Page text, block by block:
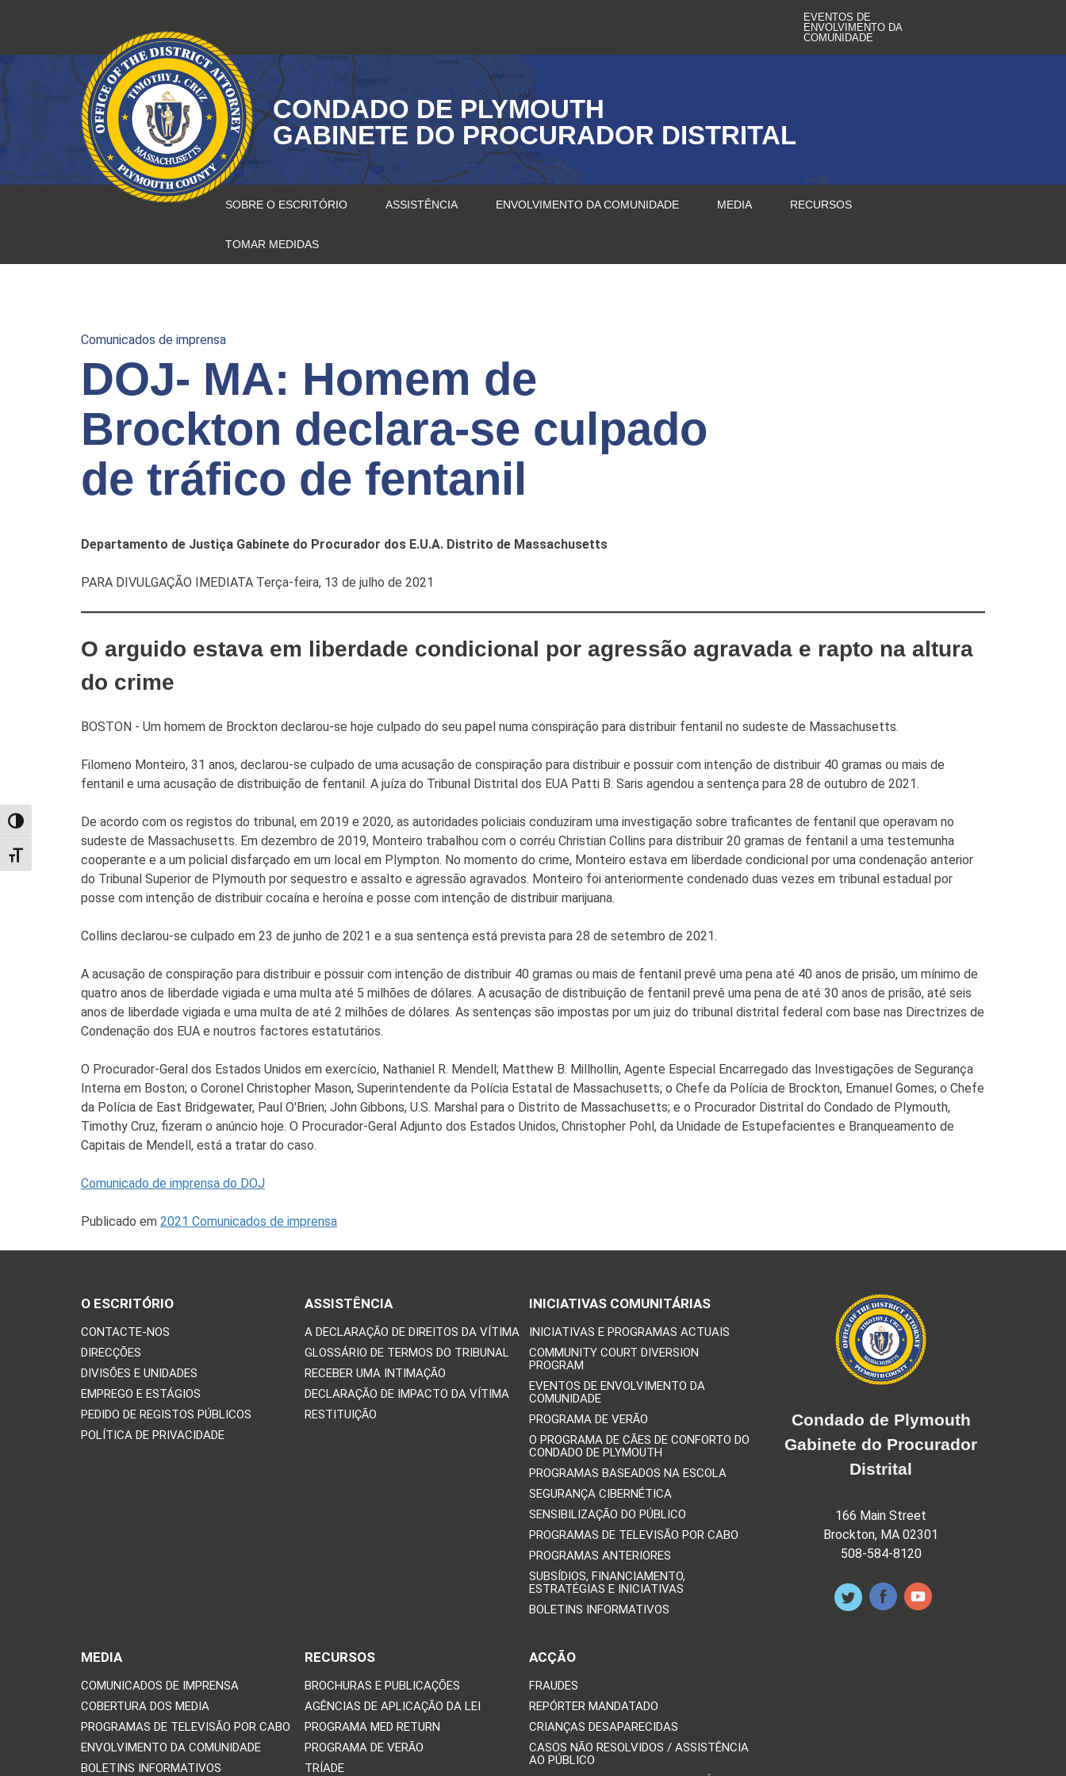
TOGGLE HIGH CONTRAST
TOGGLE FONT SIZE
conteúdo
EVENTOS DE
ENVOLVIMENTO DA
COMUNIDADE
CONDADO DE PLYMOUTH
GABINETE DO PROCURADOR DISTRITAL
SOBRE O ESCRITÓRIO ASSISTÊNCIA ENVOLVIMENTO DA COMUNIDADE MEDIA RECURSOS
TOMAR MEDIDAS
Comunicados de imprensa
DOJ- MA: Homem de
Brockton declara-se culpado
de tráfico de fentanil
Departamento de Justiça Gabinete do Procurador dos E.U.A. Distrito de Massachusetts
PARA DIVULGAÇÃO IMEDIATA Terça-feira, 13 de julho de 2021
O arguido estava em liberdade condicional por agressão agravada e rapto na altura
do crime
BOSTON - Um homem de Brockton declarou-se hoje culpado do seu papel numa conspiração para distribuir fentanil no sudeste de Massachusetts.
Filomeno Monteiro, 31 anos, declarou-se culpado de uma acusação de conspiração para distribuir e possuir com intenção de distribuir 40 gramas ou mais de
fentanil e uma acusação de distribuição de fentanil. A juíza do Tribunal Distrital dos EUA Patti B. Saris agendou a sentença para 28 de outubro de 2021.
De acordo com os registos do tribunal, em 2019 e 2020, as autoridades policiais conduziram uma investigação sobre traficantes de fentanil que operavam no
sudeste de Massachusetts. Em dezembro de 2019, Monteiro trabalhou com o corréu Christian Collins para distribuir 20 gramas de fentanil a uma testemunha
cooperante e a um policial disfarçado em um local em Plympton. No momento do crime, Monteiro estava em liberdade condicional por uma condenação anterior
do Tribunal Superior de Plymouth por sequestro e assalto e agressão agravados. Monteiro foi anteriormente condenado duas vezes em tribunal estadual por
posse com intenção de distribuir cocaína e heroína e posse com intenção de distribuir marijuana.
Collins declarou-se culpado em 23 de junho de 2021 e a sua sentença está prevista para 28 de setembro de 2021.
A acusação de conspiração para distribuir e possuir com intenção de distribuir 40 gramas ou mais de fentanil prevê uma pena até 40 anos de prisão, um mínimo de
quatro anos de liberdade vigiada e uma multa até 5 milhões de dólares. A acusação de distribuição de fentanil prevê uma pena de até 30 anos de prisão, até seis
anos de liberdade vigiada e uma multa de até 2 milhões de dólares. As sentenças são impostas por um juiz do tribunal distrital federal com base nas Directrizes de
Condenação dos EUA e noutros factores estatutários.
O Procurador-Geral dos Estados Unidos em exercício, Nathaniel R. Mendell; Matthew B. Millhollin, Agente Especial Encarregado das Investigações de Segurança
Interna em Boston; o Coronel Christopher Mason, Superintendente da Polícia Estatal de Massachusetts; o Chefe da Polícia de Brockton, Emanuel Gomes; o Chefe
da Polícia de East Bridgewater, Paul O'Brien; John Gibbons, U.S. Marshal para o Distrito de Massachusetts; e o Procurador Distrital do Condado de Plymouth,
Timothy Cruz, fizeram o anúncio hoje. O Procurador-Geral Adjunto dos Estados Unidos, Christopher Pohl, da Unidade de Estupefacientes e Branqueamento de
Capitais de Mendell, está a tratar do caso.
Comunicado de imprensa do DOJ
Publicado em 2021 Comunicados de imprensa
O ESCRITÓRIO
CONTACTE-NOS
DIRECÇÕES
DIVISÕES E UNIDADES
EMPREGO E ESTÁGIOS
PEDIDO DE REGISTOS PÚBLICOS
POLÍTICA DE PRIVACIDADE
ASSISTÊNCIA
A DECLARAÇÃO DE DIREITOS DA VÍTIMA
GLOSSÁRIO DE TERMOS DO TRIBUNAL
RECEBER UMA INTIMAÇÃO
DECLARAÇÃO DE IMPACTO DA VÍTIMA
RESTITUIÇÃO
INICIATIVAS COMUNITÁRIAS
INICIATIVAS E PROGRAMAS ACTUAIS
COMMUNITY COURT DIVERSION
PROGRAM
EVENTOS DE ENVOLVIMENTO DA
COMUNIDADE
PROGRAMA DE VERÃO
O PROGRAMA DE CÃES DE CONFORTO DO
CONDADO DE PLYMOUTH
PROGRAMAS BASEADOS NA ESCOLA
SEGURANÇA CIBERNÉTICA
SENSIBILIZAÇÃO DO PÚBLICO
PROGRAMAS DE TELEVISÃO POR CABO
PROGRAMAS ANTERIORES
SUBSÍDIOS, FINANCIAMENTO,
ESTRATÉGIAS E INICIATIVAS
BOLETINS INFORMATIVOS
MEDIA
COMUNICADOS DE IMPRENSA
COBERTURA DOS MEDIA
PROGRAMAS DE TELEVISÃO POR CABO
ENVOLVIMENTO DA COMUNIDADE
BOLETINS INFORMATIVOS
RECURSOS
BROCHURAS E PUBLICAÇÕES
AGÊNCIAS DE APLICAÇÃO DA LEI
PROGRAMA MED RETURN
PROGRAMA DE VERÃO
TRÍADE
ACÇÃO
FRAUDES
REPÓRTER MANDATADO
CRIANÇAS DESAPARECIDAS
CASOS NÃO RESOLVIDOS / ASSISTÊNCIA
AO PÚBLICO
Condado de Plymouth
Gabinete do Procurador
Distrital
166 Main Street
Brockton, MA 02301
508-584-8120